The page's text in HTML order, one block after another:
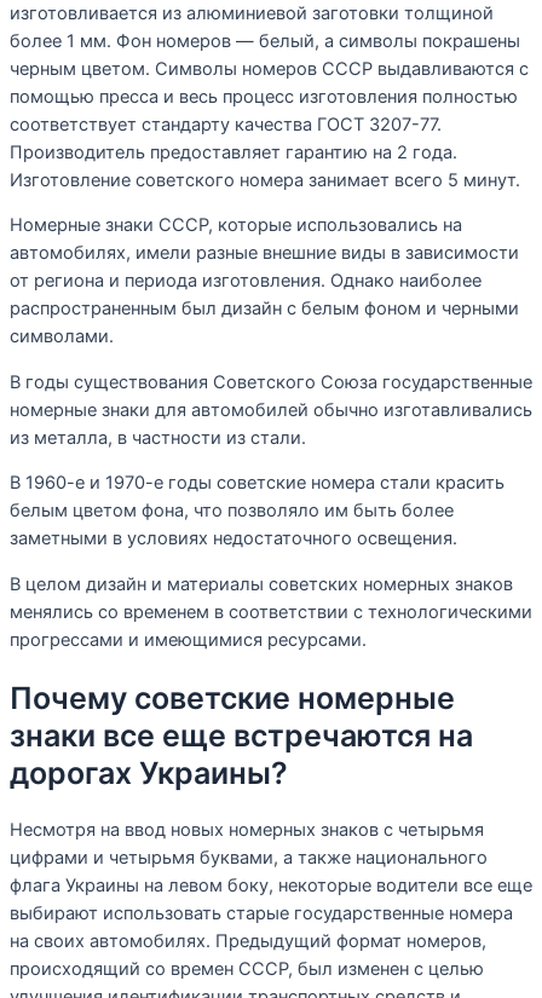
изготовливается из алюминиевой заготовки толщиной
более 1 мм. Фон номеров — белый, а символы покрашены
черным цветом. Символы номеров СССР выдавливаются с
помощью пресса и весь процесс изготовления полностью
соответствует стандарту качества ГОСТ 3207-77.
Производитель предоставляет гарантию на 2 года.
Изготовление советского номера занимает всего 5 минут.
Номерные знаки СССР, которые использовались на
автомобилях, имели разные внешние виды в зависимости
от региона и периода изготовления. Однако наиболее
распространенным был дизайн с белым фоном и черными
символами.
В годы существования Советского Союза государственные
номерные знаки для автомобилей обычно изготавливались
из металла, в частности из стали.
В 1960-е и 1970-е годы советские номера стали красить
белым цветом фона, что позволяло им быть более
заметными в условиях недостаточного освещения.
В целом дизайн и материалы советских номерных знаков
менялись со временем в соответствии с технологическими
прогрессами и имеющимися ресурсами.
Почему советские номерные
знаки все еще встречаются на
дорогах Украины?
Несмотря на ввод новых номерных знаков с четырьмя
цифрами и четырьмя буквами, а также национального
флага Украины на левом боку, некоторые водители все еще
выбирают использовать старые государственные номера
на своих автомобилях. Предыдущий формат номеров,
происходящий со времен СССР, был изменен с целью